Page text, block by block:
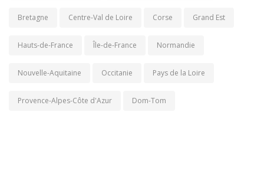
Bretagne Centre-Val de Loire Corse Grand Est
Hauts-de-France Île-de-France Normandie
Nouvelle-Aquitaine Occitanie Pays de la Loire
Provence-Alpes-Côte d'Azur Dom-Tom